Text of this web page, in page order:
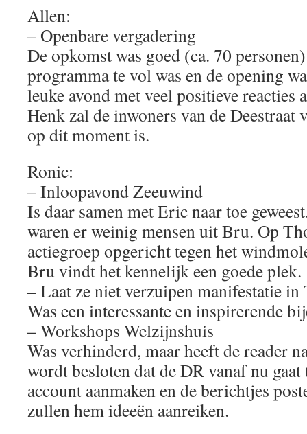
Allen:
– Openbare vergadering
De opkomst was goed (ca. 70
programma te vol was en de opening
leuke avond met veel positieve reacties
Henk zal de inwoners van de Deestraat
op dit moment is.
Ronic:
– Inloopavond Zeeuwind
Is daar samen met Eric naar toe
waren er weinig mensen uit Bru. Op
actiegroep opgericht tegen het
Bru vindt het kennelijk een goede plek.
– Laat ze niet verzuipen manifestatie in
Was een interessante en inspirerende
– Workshops Welzijnshuis
Was verhinderd, maar heeft de reader
wordt besloten dat de DR vanaf nu
account aanmaken en de berichtjes
zullen hem ideeën aanreiken.